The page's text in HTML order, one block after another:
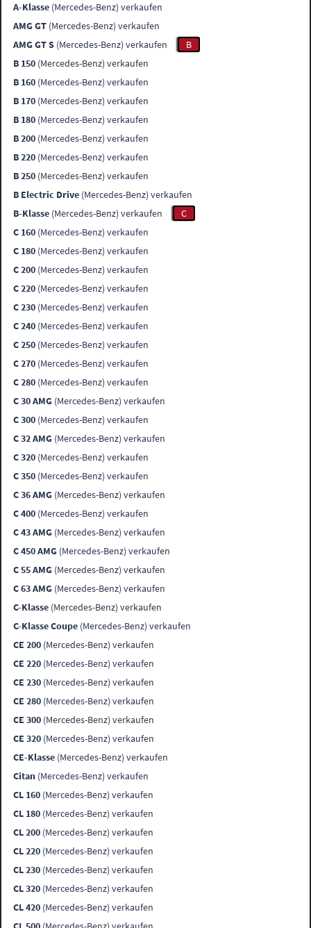
A-Klasse (Mercedes-Benz) verkaufen
AMG GT (Mercedes-Benz) verkaufen
AMG GT S (Mercedes-Benz) verkaufen
B
B 150 (Mercedes-Benz) verkaufen
B 160 (Mercedes-Benz) verkaufen
B 170 (Mercedes-Benz) verkaufen
B 180 (Mercedes-Benz) verkaufen
B 200 (Mercedes-Benz) verkaufen
B 220 (Mercedes-Benz) verkaufen
B 250 (Mercedes-Benz) verkaufen
B Electric Drive (Mercedes-Benz) verkaufen
B-Klasse (Mercedes-Benz) verkaufen
C
C 160 (Mercedes-Benz) verkaufen
C 180 (Mercedes-Benz) verkaufen
C 200 (Mercedes-Benz) verkaufen
C 220 (Mercedes-Benz) verkaufen
C 230 (Mercedes-Benz) verkaufen
C 240 (Mercedes-Benz) verkaufen
C 250 (Mercedes-Benz) verkaufen
C 270 (Mercedes-Benz) verkaufen
C 280 (Mercedes-Benz) verkaufen
C 30 AMG (Mercedes-Benz) verkaufen
C 300 (Mercedes-Benz) verkaufen
C 32 AMG (Mercedes-Benz) verkaufen
C 320 (Mercedes-Benz) verkaufen
C 350 (Mercedes-Benz) verkaufen
C 36 AMG (Mercedes-Benz) verkaufen
C 400 (Mercedes-Benz) verkaufen
C 43 AMG (Mercedes-Benz) verkaufen
C 450 AMG (Mercedes-Benz) verkaufen
C 55 AMG (Mercedes-Benz) verkaufen
C 63 AMG (Mercedes-Benz) verkaufen
C-Klasse (Mercedes-Benz) verkaufen
C-Klasse Coupe (Mercedes-Benz) verkaufen
CE 200 (Mercedes-Benz) verkaufen
CE 220 (Mercedes-Benz) verkaufen
CE 230 (Mercedes-Benz) verkaufen
CE 280 (Mercedes-Benz) verkaufen
CE 300 (Mercedes-Benz) verkaufen
CE 320 (Mercedes-Benz) verkaufen
CE-Klasse (Mercedes-Benz) verkaufen
Citan (Mercedes-Benz) verkaufen
CL 160 (Mercedes-Benz) verkaufen
CL 180 (Mercedes-Benz) verkaufen
CL 200 (Mercedes-Benz) verkaufen
CL 220 (Mercedes-Benz) verkaufen
CL 230 (Mercedes-Benz) verkaufen
CL 320 (Mercedes-Benz) verkaufen
CL 420 (Mercedes-Benz) verkaufen